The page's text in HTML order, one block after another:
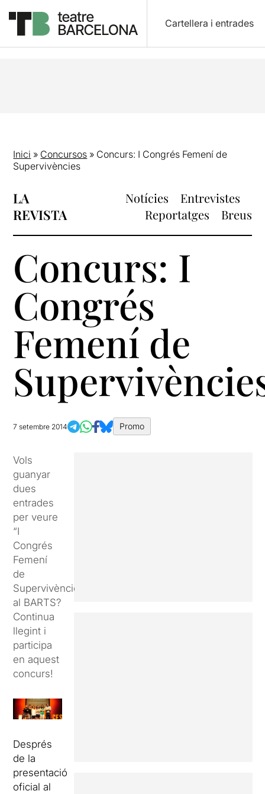
Cartellera i entrades
Inici » Concursos » Concurs: I Congrés Femení de
Supervivències
LA
REVISTA
Notícies
Entrevistes
Reportatges
Breus
Concurs: I
Congrés
Femení de
7 setembre 2014 Promo
Vols
guanyar
dues
entrades
per veure
“I
Congrés
Femení
de
Supervivències”
al BARTS?
Continua
llegint i
participa
en aquest
concurs!
Després
de la
presentació
oficial al